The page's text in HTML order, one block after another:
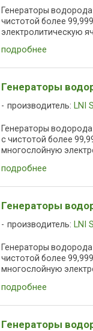
Генераторы
чистотой более
электролитическую
подробнее
Генераторы
производитель: LNI
Генераторы
с чистотой более
многослойную
подробнее
Генераторы
производитель: LNI
Генераторы
чистотой более
многослойную
подробнее
Генераторы